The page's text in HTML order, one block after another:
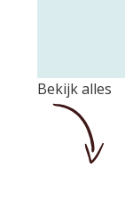
Bekijk alles